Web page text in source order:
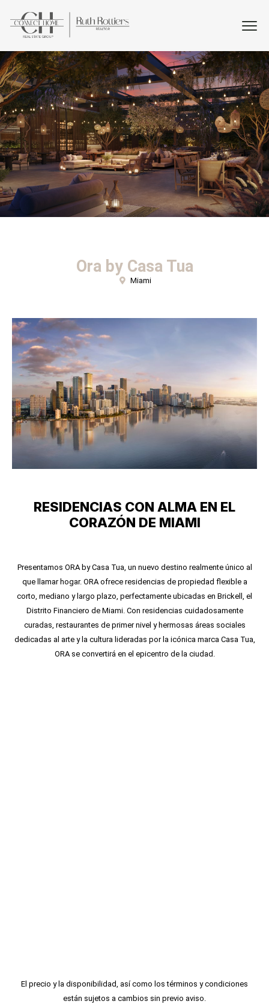
Ora by Casa Tua
Miami
RESIDENCIAS CON ALMA EN EL
CORAZÓN DE MIAMI
Presentamos ORA by Casa Tua, un nuevo destino realmente único al
que llamar hogar. ORA ofrece residencias de propiedad flexible a
corto, mediano y largo plazo, perfectamente ubicadas en Brickell, el
Distrito Financiero de Miami. Con residencias cuidadosamente
curadas, restaurantes de primer nivel y hermosas áreas sociales
dedicadas al arte y la cultura lideradas por la icónica marca Casa Tua,
ORA se convertirá en el epicentro de la ciudad.
El precio y la disponibilidad, así como los términos y condiciones
están sujetos a cambios sin previo aviso.